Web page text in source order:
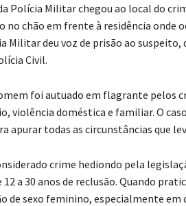
Polícia Militar chegou ao local do
no chão em frente à residência onde
Militar deu voz de prisão ao suspeito,
Civil.
foi autuado em flagrante pelos
violência doméstica e familiar. O
apurar todas as circunstâncias que
crime hediondo pela
12 a 30 anos de reclusão. Quando
de sexo feminino, especialmente